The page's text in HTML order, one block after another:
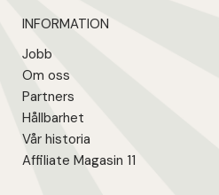
INFORMATION
Jobb
Om oss
Partners
Hållbarhet
Vår historia
Affiliate Magasin 11